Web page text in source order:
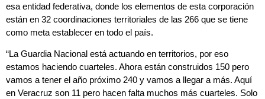
esa entidad federativa, donde los elementos de esta corporación
están en 32 coordinaciones territoriales de las 266 que se tiene
como meta establecer en todo el país.
“La Guardia Nacional está actuando en territorios, por eso
estamos haciendo cuarteles. Ahora están construidos 150 pero
vamos a tener el año próximo 240 y vamos a llegar a más. Aquí
en Veracruz son 11 pero hacen falta muchos más cuarteles. Solo